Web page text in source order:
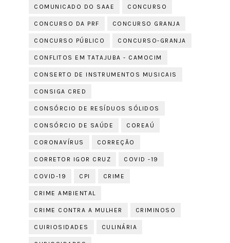
COMUNICADO DO SAAE CONCURSO
CONCURSO DA PRF CONCURSO GRANJA
CONCURSO PÚBLICO CONCURSO-GRANJA
CONFLITOS EM TATAJUBA - CAMOCIM
CONSERTO DE INSTRUMENTOS MUSICAIS
CONSIGA CRED
CONSÓRCIO DE RESÍDUOS SÓLIDOS
CONSÓRCIO DE SAÚDE COREAÚ
CORONAVÍRUS CORREÇÃO
CORRETOR IGOR CRUZ COVID -19
COVID-19 CPI CRIME
CRIME AMBIENTAL
CRIME CONTRA A MULHER CRIMINOSO
CUIRIOSIDADES CULINÁRIA